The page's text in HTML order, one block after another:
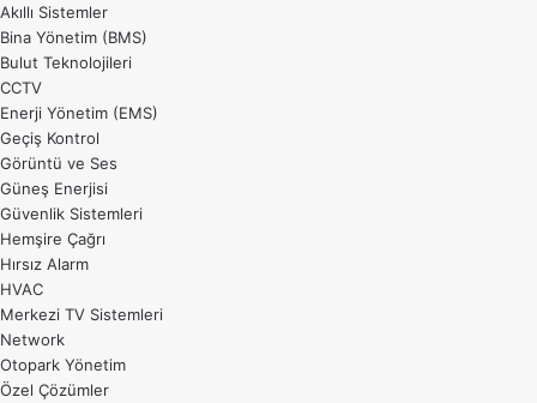
Akıllı Sistemler
Bina Yönetim (BMS)
Bulut Teknolojileri
CCTV
Enerji Yönetim (EMS)
Geçiş Kontrol
Görüntü ve Ses
Güneş Enerjisi
Güvenlik Sistemleri
Hemşire Çağrı
Hırsız Alarm
HVAC
Merkezi TV Sistemleri
Network
Otopark Yönetim
Özel Çözümler